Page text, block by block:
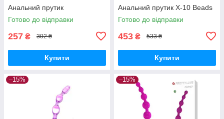
Анальний прутик
Готово до відправки
257 ₴ 302 ₴
Купити
Анальний прутик X-10 Beads
Готово до відправки
453 ₴ 533 ₴
Купити
–15% –15%